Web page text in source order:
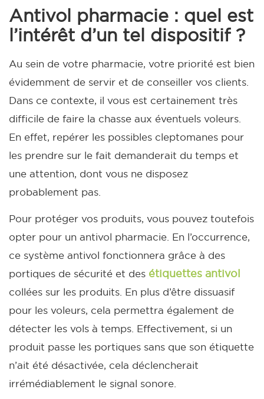
Antivol pharmacie : quel est
l’intérêt d’un tel dispositif ?
Au sein de votre pharmacie, votre priorité est bien
évidemment de servir et de conseiller vos clients.
Dans ce contexte, il vous est certainement très
difficile de faire la chasse aux éventuels voleurs.
En effet, repérer les possibles cleptomanes pour
les prendre sur le fait demanderait du temps et
une attention, dont vous ne disposez
probablement pas.
Pour protéger vos produits, vous pouvez toutefois
opter pour un antivol pharmacie. En l’occurrence,
ce système antivol fonctionnera grâce à des
portiques de sécurité et des étiquettes antivol
collées sur les produits. En plus d’être dissuasif
pour les voleurs, cela permettra également de
détecter les vols à temps. Effectivement, si un
produit passe les portiques sans que son étiquette
n’ait été désactivée, cela déclencherait
irrémédiablement le signal sonore.